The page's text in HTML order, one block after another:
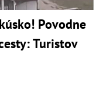
Povodne
Turistov